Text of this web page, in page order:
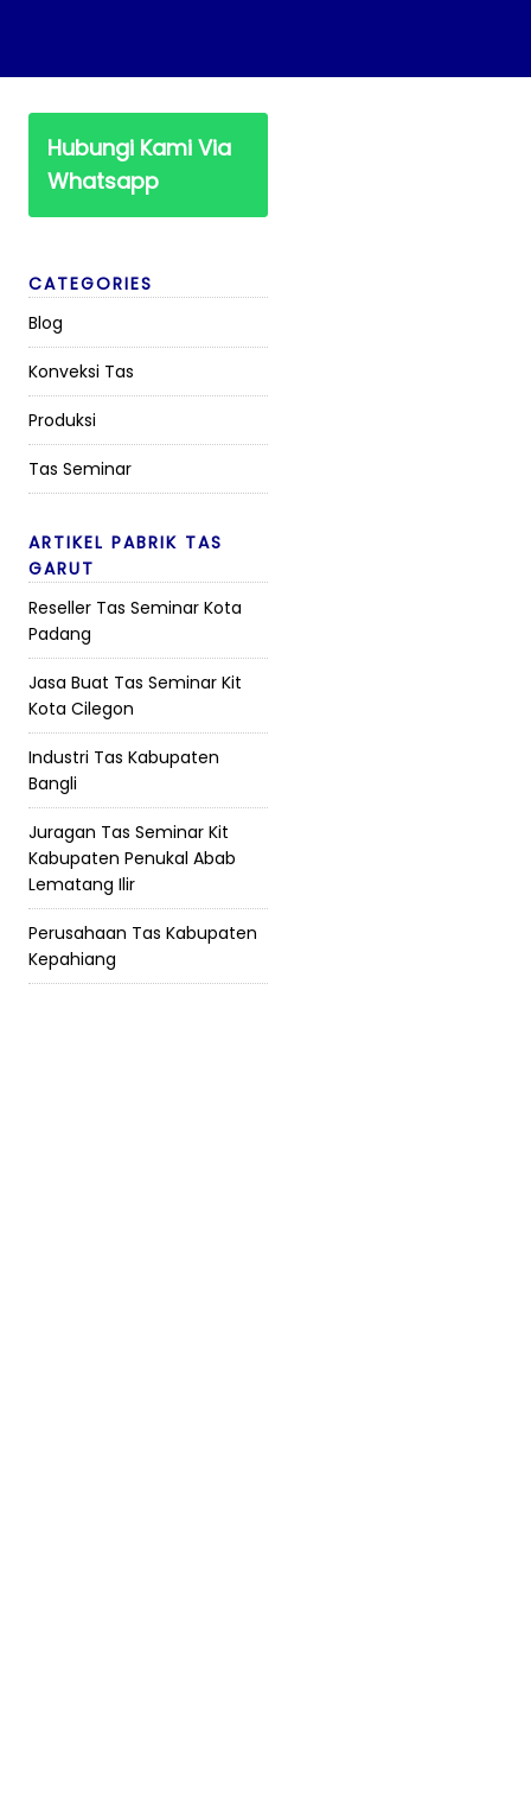
Hubungi Kami Via
Whatsapp
CATEGORIES
Blog
Konveksi Tas
Produksi
Tas Seminar
ARTIKEL PABRIK TAS
GARUT
Reseller Tas Seminar Kota
Padang
Jasa Buat Tas Seminar Kit
Kota Cilegon
Industri Tas Kabupaten
Bangli
Juragan Tas Seminar Kit
Kabupaten Penukal Abab
Lematang Ilir
Perusahaan Tas Kabupaten
Kepahiang